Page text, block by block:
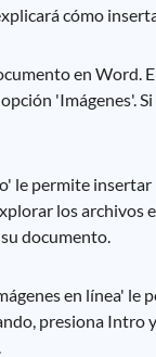
cómo
en Word.
'Imágenes'.
le permite insertar
los archivos
documento.
en línea' le
presiona Intro